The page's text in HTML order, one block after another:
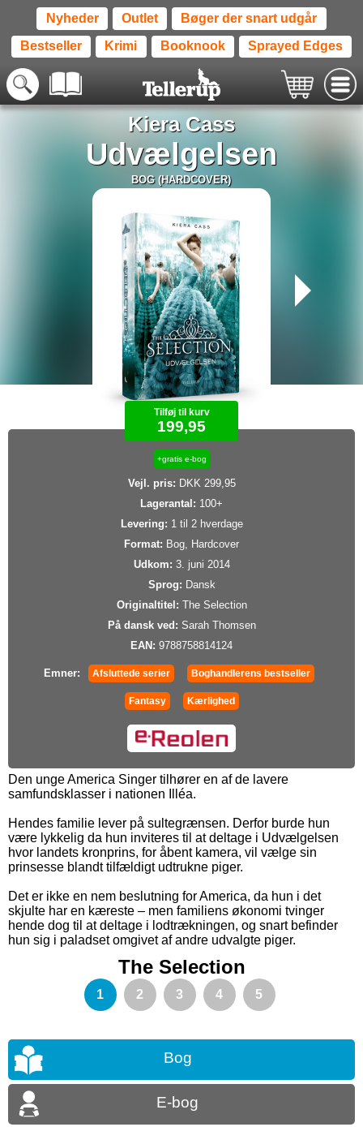
Nyheder Outlet Bøger der snart udgår
Bestseller Krimi Booknook Sprayed Edges
Kiera Cass
Udvælgelsen
BOG (HARDCOVER)
Tilføj til kurv
199,95
+gratis e-bog
Vejl. pris: DKK 299,95
Lagerantal: 100+
Levering: 1 til 2 hverdage
Format: Bog, Hardcover
Udkom: 3. juni 2014
Sprog: Dansk
Originaltitel: The Selection
På dansk ved: Sarah Thomsen
EAN: 9788758814124
Emner: Afsluttede serier Boghandlerens bestseller
Fantasy Kærlighed
Den unge America Singer tilhører en af de lavere
samfundsklasser i nationen Illéa.
Hendes familie lever på sultegrænsen. Derfor burde hun
være lykkelig da hun inviteres til at deltage i Udvælgelsen
hvor landets kronprins, for åbent kamera, vil vælge sin
prinsesse blandt tilfældigt udtrukne piger.
Det er ikke en nem beslutning for America, da hun i det
skjulte har en kæreste – men familiens økonomi tvinger
hende dog til at deltage i lodtrækningen, og snart befinder
hun sig i paladset omgivet af andre udvalgte piger.
The Selection
1 2 3 4 5
Bog
E-bog